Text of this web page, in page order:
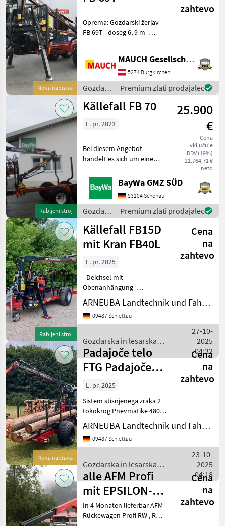
/
Nova naprava
zahtevo
Oprema: Gozdarski žerjav
FB 69T - doseg 6, 9 m -
širokokotni sklep - dvigalni
moment 47 kNm - Glavni
izteg pripr
MAUCH Gesellschaft m.b.H. & Co.KG
5274 Burgkirchen
Gozdarska
in
lesarska
Premium zlati prodajalec
Rabljeni stroj
Källefall FB 70
25.900
€
Cena
vključuje
DDV (19%)
21.764,71 €
neto
L. pr. 2023
Bei diesem Angebot
handelt es sich um eine
FB70 mit Kran FB 53T -
Zentralrohrahmen - Gerade
Deichsel - Stabile
Schutzgitter - Teleskopische
BayWa GMZ SÜD
83104 Schönau
Gozdarska
in
lesarska
mehanizacija
/
Källefall
Premium zlati prodajalec
Rabljeni stroj
Källefall FB15D
mit Kran FB40L
Cena
na
zahtevo
L. pr. 2025
- Deichsel mit
Obenanhängung -
Auflaufbremse - Bereifung
10.0/80-12 10PR mit
Rillenprofil -
Hydraulikagreggat -
Werkzeugkasten -
geschlossen
ARNEUBA Landtechnik und Fahrzeuge GmbH Vertrieb und Service
09487 Schlettau
Gozdarska in lesarska
mehanizacija / Källefall
27-10-
2025
04:32
Nova naprava
Padajoče telo
FTG Padajoče
telo
FB50D+FB63TS
Žerjav
Cena
na
zahtevo
L. pr. 2025
Sistem stisnjenega zraka 2
tokokrog Pnevmatike 480/
17 palcev črna platišča
Žerjav FB63TS s povečano
dvižno zmogljivostjo in
odpiranja kleš
ARNEUBA Landtechnik und Fahrzeuge GmbH Vertrieb und Service
09487 Schlettau
Gozdarska in lesarska
mehanizacija / Källefall
23-10-
2025
04:18
alle AFM Profi
mit EPSILON-
Kran
Cena
na
zahtevo
In 4 Monaten lieferbar AFM
Rückewagen Profi RW , Rw